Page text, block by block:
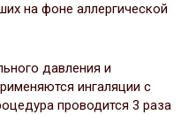
на фоне аллергической
давления и
ингаляции с
проводится 3 раза